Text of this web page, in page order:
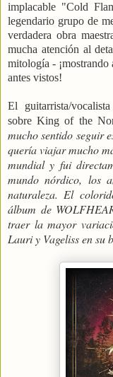
implacable "Cold
legendario grupo de
verdadera obra
mucha atención al
mitología -
antes vistos!
El guitarrista/
sobre King of the
mucho sentido seguir
quería viajar mucho
mundial y fui
mundo nórdico, los
naturaleza. El
álbum de
traer la mayor
Lauri y Vageliss en su